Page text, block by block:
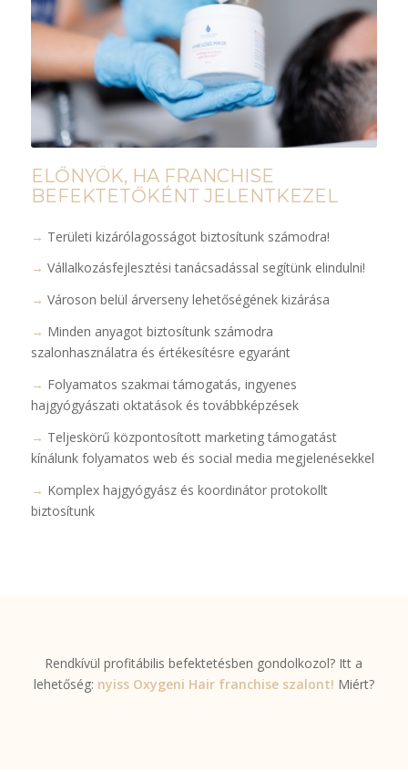
ELŐNYÖK, HA FRANCHISE
BEFEKTETŐKÉNT JELENTKEZEL
→ Területi kizárólagosságot biztosítunk számodra!
→ Vállalkozásfejlesztési tanácsadással segítünk elindulni!
→ Városon belül árverseny lehetőségének kizárása
→ Minden anyagot biztosítunk számodra
szalonhasználatra és értékesítésre egyaránt
→ Folyamatos szakmai támogatás, ingyenes
hajgyógyászati oktatások és továbbképzések
→ Teljeskörű központosított marketing támogatást
kínálunk folyamatos web és social media megjelenésekkel
→ Komplex hajgyógyász és koordinátor protokollt
biztosítunk
Rendkívül profitábilis befektetésben gondolkozol? Itt a
lehetőség: nyiss Oxygeni Hair franchise szalont! Miért?